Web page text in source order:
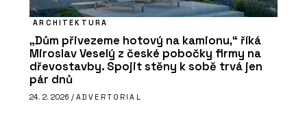
ARCHITEKTURA
„Dům přivezeme hotový na kamionu,“ říká
Miroslav Veselý z české pobočky firmy na
dřevostavby. Spojit stěny k sobě trvá jen
pár dnů
24. 2. 2026 / ADVERTORIAL